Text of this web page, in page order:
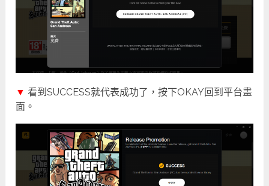
▼ 看到SUCCESS就代表成功了，按下OKAY回到平台畫
面。